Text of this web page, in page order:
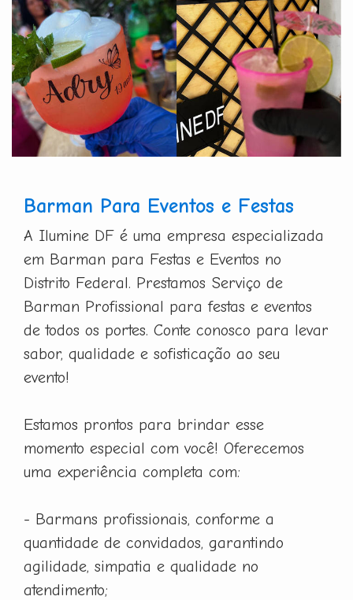
Barman Para Eventos e Festas
A Ilumine DF é uma empresa especializada
em Barman para Festas e Eventos no
Distrito Federal. Prestamos Serviço de
Barman Profissional para festas e eventos
de todos os portes. Conte conosco para levar
sabor, qualidade e sofisticação ao seu
evento!
Estamos prontos para brindar esse
momento especial com você! Oferecemos
uma experiência completa com:
- Barmans profissionais, conforme a
quantidade de convidados, garantindo
agilidade, simpatia e qualidade no
atendimento;